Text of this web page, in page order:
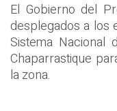
El Gobierno del
desplegados a los
Sistema Nacional
Chaparrastique
la zona.